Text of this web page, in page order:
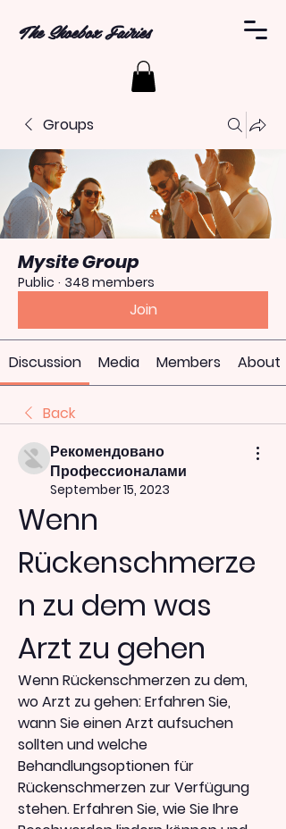
The Shoebox Fairies
Groups
Mysite Group
Public · 348 members
Join
Discussion Media Members About
Back
Рекомендовано
Профессионалами
September 15, 2023
Wenn
Rückenschmerze
n zu dem was
Arzt zu gehen
Wenn Rückenschmerzen zu dem,
wo Arzt zu gehen: Erfahren Sie,
wann Sie einen Arzt aufsuchen
sollten und welche
Behandlungsoptionen für
Rückenschmerzen zur Verfügung
stehen. Erfahren Sie, wie Sie Ihre